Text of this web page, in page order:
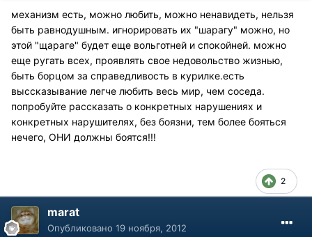
механизм есть, можно любить, можно ненавидеть, нельзя
быть равнодушным. игнорировать их "шарагу" можно, но
этой "щараге" будет еще вольготней и спокойней. можно
еще ругать всех, проявлять свое недовольство жизнью,
быть борцом за справедливость в курилке.есть
выссказывание легче любить весь мир, чем соседа.
попробуйте рассказать о конкретных нарушениях и
конкретных нарушителях, без боязни, тем более бояться
нечего, ОНИ должны боятся!!!
2
marat
Опубликовано 19 ноября, 2012